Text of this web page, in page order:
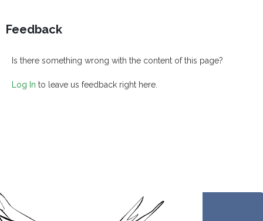
Feedback
Is there something wrong with the content of this page?
Log In to leave us feedback right here.